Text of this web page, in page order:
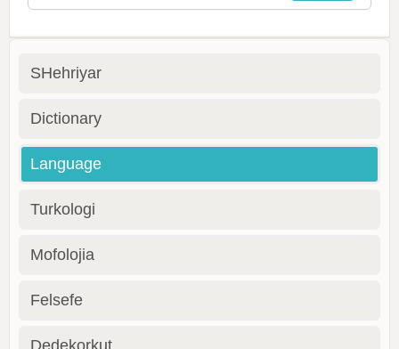
SHehriyar
Dictionary
Language
Turkologi
Mofolojia
Felsefe
Dedekorkut